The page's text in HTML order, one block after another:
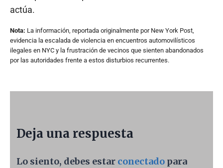
actúa.
Nota: La información, reportada originalmente por New York Post,
evidencia la escalada de violencia en encuentros automovilísticos
ilegales en NYC y la frustración de vecinos que sienten abandonados
por las autoridades frente a estos disturbios recurrentes.
Deja una respuesta
Lo siento, debes estar conectado para